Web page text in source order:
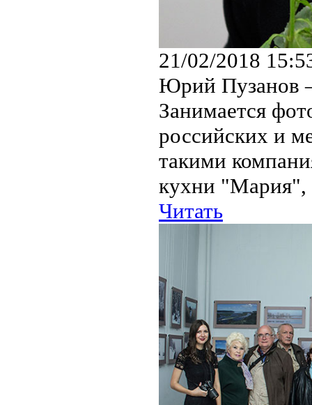
21/02/2018
Юрий Пузанов
Занимается
российских и
такими
кухни "Мария",
Читать